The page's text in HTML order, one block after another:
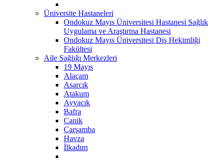
Üniversite Hastaneleri
Ondokuz Mayıs Üniversitesi Hastanesi Sağlık
Uygulama ve Araştırma Hastanesi
Ondokuz Mayıs Üniversitesi Diş Hekimliği
Fakültesi
Aile Sağlığı Merkezleri
19 Mayıs
Alaçam
Asarcık
Atakum
Ayvacık
Bafra
Canik
Çarşamba
Havza
İlkadım